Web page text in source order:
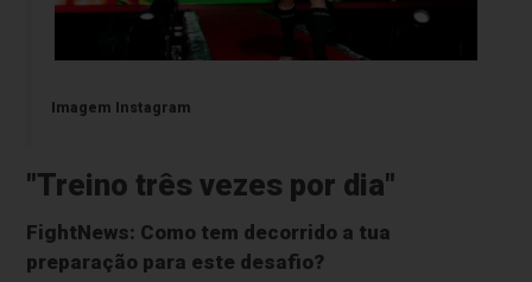
Imagem Instagram
"Treino três vezes por dia"
FightNews: Como tem decorrido a tua
preparação para este desafio?